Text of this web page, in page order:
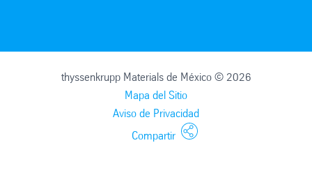
thyssenkrupp Materials de México © 2026
Mapa del Sitio
Aviso de Privacidad
Compartir